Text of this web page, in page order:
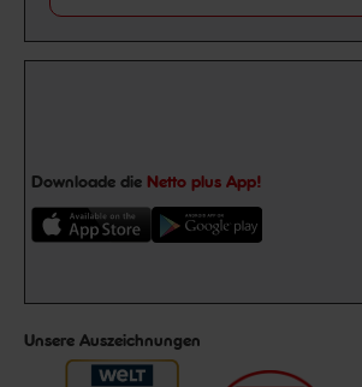
Downloade die Netto plus App!
Unsere Auszeichnungen